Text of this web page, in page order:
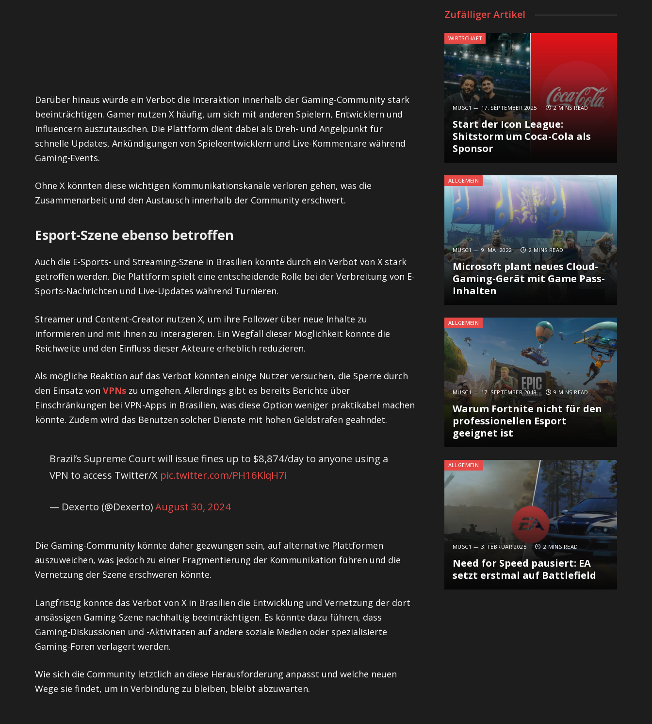
Darüber hinaus würde ein Verbot die Interaktion innerhalb der Gaming-Community stark
beeinträchtigen. Gamer nutzen X häufig, um sich mit anderen Spielern, Entwicklern und
Influencern auszutauschen. Die Plattform dient dabei als Dreh- und Angelpunkt für
schnelle Updates, Ankündigungen von Spieleentwicklern und Live-Kommentare während
Gaming-Events.
Ohne X könnten diese wichtigen Kommunikationskanäle verloren gehen, was die
Zusammenarbeit und den Austausch innerhalb der Community erschwert.
Esport-Szene ebenso betroffen
Auch die E-Sports- und Streaming-Szene in Brasilien könnte durch ein Verbot von X stark
getroffen werden. Die Plattform spielt eine entscheidende Rolle bei der Verbreitung von E-
Sports-Nachrichten und Live-Updates während Turnieren.
Streamer und Content-Creator nutzen X, um ihre Follower über neue Inhalte zu
informieren und mit ihnen zu interagieren. Ein Wegfall dieser Möglichkeit könnte die
Reichweite und den Einfluss dieser Akteure erheblich reduzieren.
Als mögliche Reaktion auf das Verbot könnten einige Nutzer versuchen, die Sperre durch
den Einsatz von VPNs zu umgehen. Allerdings gibt es bereits Berichte über
Einschränkungen bei VPN-Apps in Brasilien, was diese Option weniger praktikabel machen
könnte. Zudem wird das Benutzen solcher Dienste mit hohen Geldstrafen geahndet.
Brazil’s Supreme Court will issue fines up to $8,874/day to anyone using a
VPN to access Twitter/X pic.twitter.com/PH16KlqH7i
— Dexerto (@Dexerto)August 30, 2024
Die Gaming-Community könnte daher gezwungen sein, auf alternative Plattformen
auszuweichen, was jedoch zu einer Fragmentierung der Kommunikation führen und die
Vernetzung der Szene erschweren könnte.
Langfristig könnte das Verbot von X in Brasilien die Entwicklung und Vernetzung der dort
ansässigen Gaming-Szene nachhaltig beeinträchtigen. Es könnte dazu führen, dass
Gaming-Diskussionen und -Aktivitäten auf andere soziale Medien oder spezialisierte
Gaming-Foren verlagert werden.
Wie sich die Community letztlich an diese Herausforderung anpasst und welche neuen
Wege sie findet, um in Verbindung zu bleiben, bleibt abzuwarten.
Zufälliger Artikel
WIRTSCHAFT
MUSC1 17. SEPTEMBER 2025 2 MINS READ
Start der Icon League:
Shitstorm um Coca-Cola als
Sponsor
ALLGEMEIN
MUSC1 9. MAI 2022 2 MINS READ
Microsoft plant neues Cloud-
Gaming-Gerät mit Game Pass-
Inhalten
ALLGEMEIN
MUSC1 17. SEPTEMBER 2018 9 MINS READ
Warum Fortnite nicht für den
professionellen Esport
geeignet ist
ALLGEMEIN
MUSC1 3. FEBRUAR 2025 2 MINS READ
Need for Speed pausiert: EA
setzt erstmal auf Battlefield